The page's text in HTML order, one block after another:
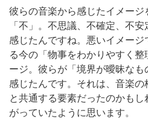
彼らの音楽から感じたイメージ
「不」。不思議、不確定、不
感じたんですね。悪いイメー
る今の「物事をわかりやすく
ージ。彼らが「境界が曖昧な
感じたんです。それは、音楽
と共通する要素だったのかも
がっていたように思います。